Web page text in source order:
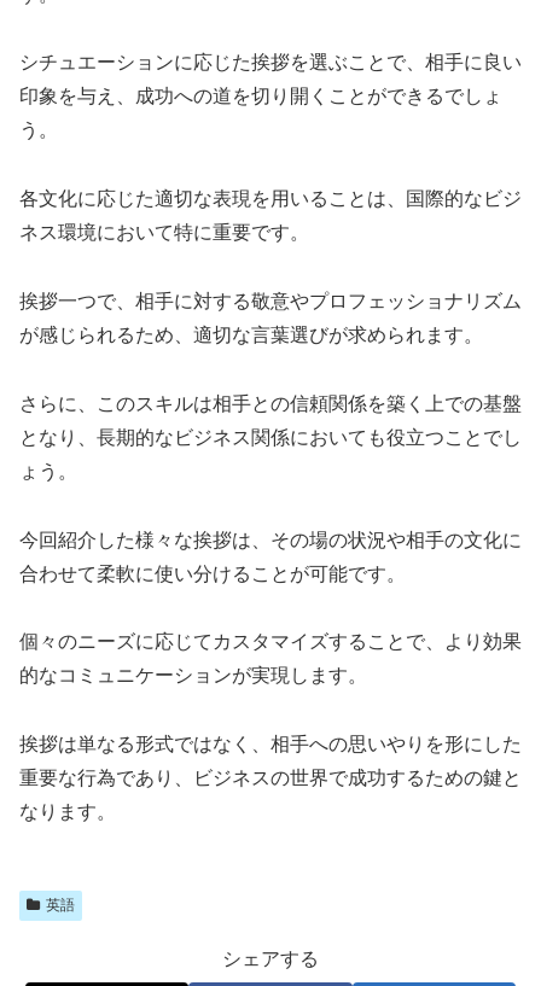
シチュエーションに応じた挨拶を選ぶことで、相手に良い
印象を与え、成功への道を切り開くことができるでしょ
う。
各文化に応じた適切な表現を用いることは、国際的なビジ
ネス環境において特に重要です。
挨拶一つで、相手に対する敬意やプロフェッショナリズム
が感じられるため、適切な言葉選びが求められます。
さらに、このスキルは相手との信頼関係を築く上での基盤
となり、長期的なビジネス関係においても役立つことでし
ょう。
今回紹介した様々な挨拶は、その場の状況や相手の文化に
合わせて柔軟に使い分けることが可能です。
個々のニーズに応じてカスタマイズすることで、より効果
的なコミュニケーションが実現します。
挨拶は単なる形式ではなく、相手への思いやりを形にした
重要な行為であり、ビジネスの世界で成功するための鍵と
なります。
英語
シェアする